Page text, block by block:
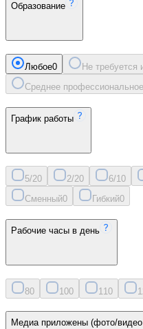
Образование
Любое0 Не требуется
Среднее профессиональное
График работы
5/20 2/20 6/10
Сменный0 Гибкий0
Рабочие часы в день
80 100 11 0
Медиа приложены (фото/